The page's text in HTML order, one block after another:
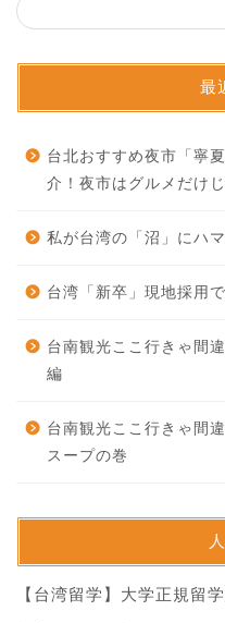
最
台北おすすめ夜市「寧
介！夜市はグルメだけ
私が台湾の「沼」にハ
台湾「新卒」現地採用
台南観光ここ行きゃ間
編
台南観光ここ行きゃ間
スープの巻
【台湾留学】大学正規留